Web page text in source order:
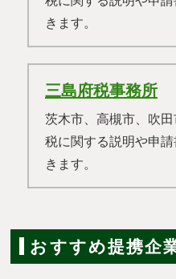
きます。
三島府税事務所
茨木市、高槻市、吹
税に関する説明や申
きます。
おすすめ提携企